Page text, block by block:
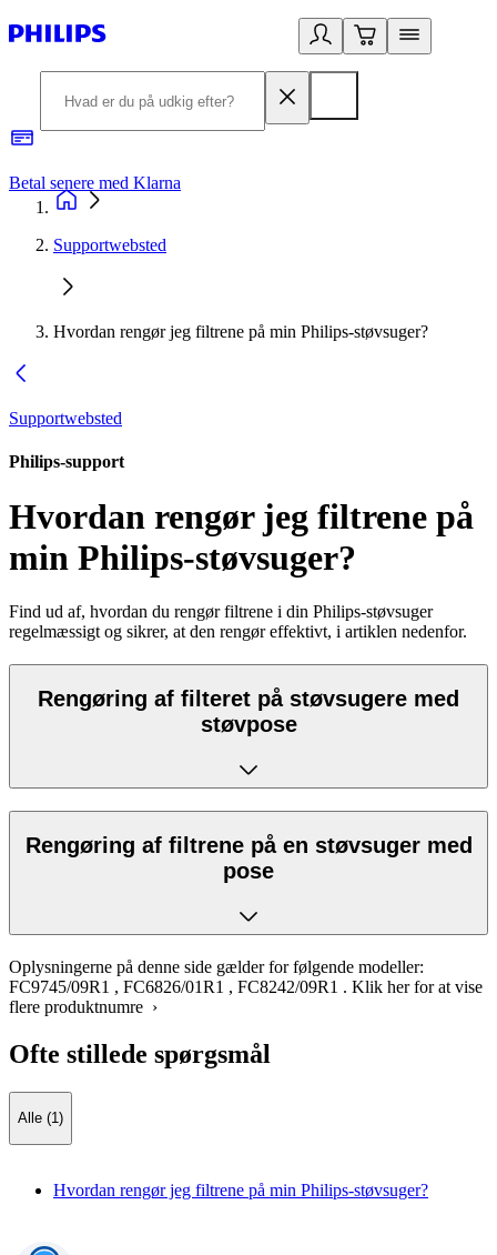
Betal senere med Klarna
Supportwebsted
Hvordan rengør jeg filtrene på min Philips-støvsuger?
Supportwebsted
Philips-support
Hvordan rengør jeg filtrene på
min Philips-støvsuger?
Find ud af, hvordan du rengør filtrene i din Philips-støvsuger
regelmæssigt og sikrer, at den rengør effektivt, i artiklen nedenfor.
Rengøring af filteret på støvsugere med
støvpose
Rengøring af filtrene på en støvsuger med
pose
Oplysningerne på denne side gælder for følgende modeller:
FC9745/09R1 , FC6826/01R1 , FC8242/09R1 . Klik her for at vise
flere produktnumre ›
Ofte stillede spørgsmål
Alle (1)
Hvordan rengør jeg filtrene på min Philips-støvsuger?